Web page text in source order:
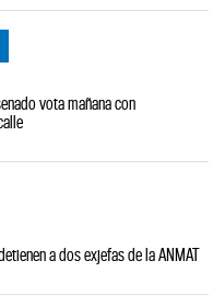
vota mañana con
a dos exjefas de la ANMAT